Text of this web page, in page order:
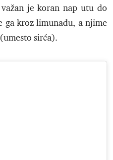
je koran nap utu do
ga kroz limunadu, a njime
sirća).